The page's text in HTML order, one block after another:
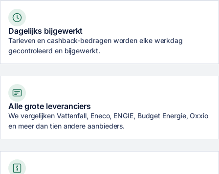
Dagelijks bijgewerkt
Tarieven en cashback-bedragen worden elke werkdag
gecontroleerd en bijgewerkt.
Alle grote leveranciers
We vergelijken Vattenfall, Eneco, ENGIE, Budget Energie, Oxxio
en meer dan tien andere aanbieders.